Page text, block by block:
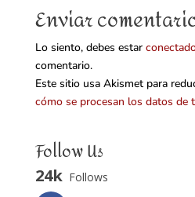
Enviar
Lo siento, debes estar
comentario.
Este sitio usa Akismet para
cómo se procesan los datos de
Follow Us
24k Follows